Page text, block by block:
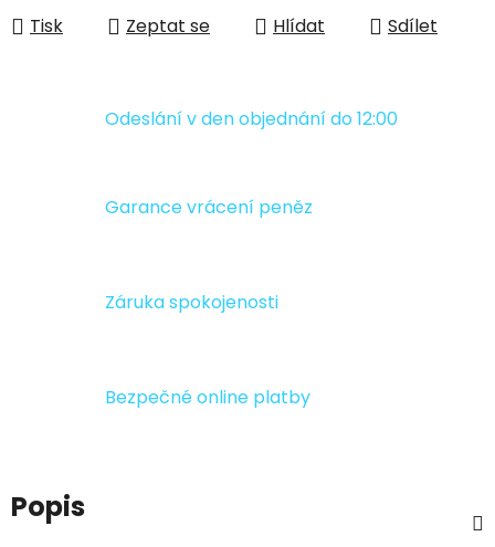
Tisk Zeptat se Hlídat Sdílet
Odeslání v den objednání do 12:00
Garance vrácení peněz
Záruka spokojenosti
Bezpečné online platby
Popis